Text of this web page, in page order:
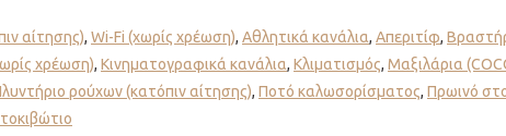
αίτησης), Wi-Fi (χωρίς χρέωση), Αθλητικά κανάλια, Απεριτίφ,
χρέωση), Κινηματογραφικά κανάλια, Κλιματισμός, Μαξιλάρια
ρούχων (κατόπιν αίτησης), Ποτό καλωσορίσματος, Πρωινό